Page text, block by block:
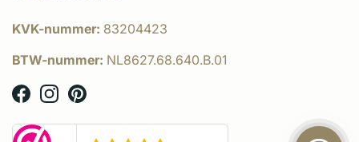
KVK-nummer: 83204423
BTW-nummer: NL8627.68.640.B.01